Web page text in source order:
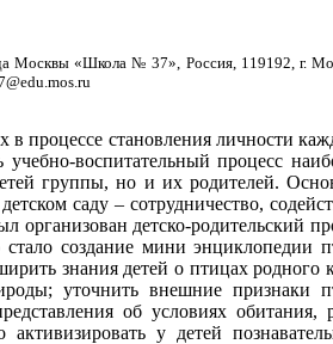
Москвы «Школа № 37», Россия, 119192, г.
процессе становления личности
воспитательный процесс
группы, но и их родителей.
саду – сотрудничество,
организован детско-родительский
создание мини энциклопедии
знания детей о птицах родного
уточнить внешние признаки
об условиях обитания,
у детей